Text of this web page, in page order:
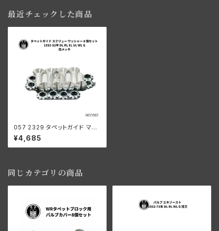
最近チェックした商品
057 2329 タペットガイド マウ
ントセット 白メッキ
¥4,685
同じカテゴリの商品